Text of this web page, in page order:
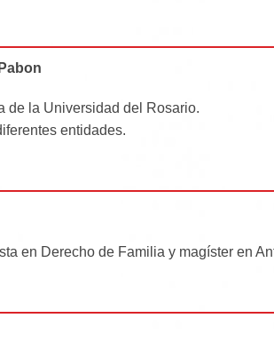
de la Universidad del Rosario.
entidades.
en Derecho de Familia y magíster en